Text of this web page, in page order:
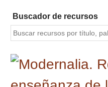
contenido
principal
Buscador de recursos